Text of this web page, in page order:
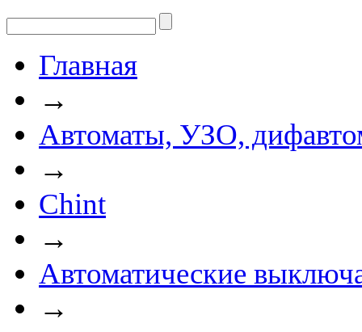
Главная
→
Автоматы, УЗО,
→
Chint
→
Автоматические
→